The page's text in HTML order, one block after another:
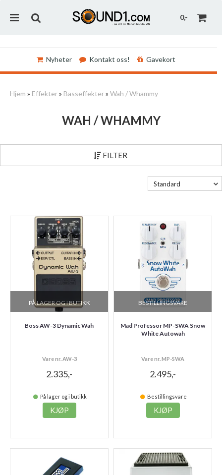
0,-
Nyheter Kontakt oss! Gavekort
Hjem » Effekter» Basseffekter» Wah / Whammy
WAH / WHAMMY
FILTER
Standard
PÅ LAGER OG I BUTIKK
Boss AW-3 Dynamic Wah
Vare nr. AW-3
2.335,-
På lager og i butikk
KJØP
BESTILLINGSVARE
Mad Professor MP-SWA Snow
White Autowah
Vare nr. MP-SWA
2.495,-
Bestillingsvare
KJØP